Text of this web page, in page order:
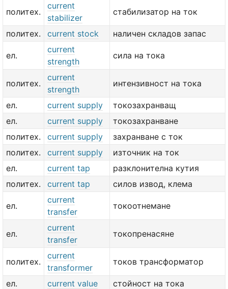
политех.
current
stabilizer
стабилизатор на ток
политех. current stock наличен складов запас
ел.
current
strength
сила на тока
политех.
current
strength
интензивност на тока
ел. current supply
токозахранващ
ел.
current supply
токозахранване
политех.
current supply
захранване с ток
политех.
current supply
източник на ток
ел.
current tap
разклонителна кутия
политех.
current tap силов извод, клема
ел.
current
transfer
токоотнемане
ел.
current
transfer
токопренасяне
политех.
current
transformer
токов трансформатор
ел. current value
стойност на тока